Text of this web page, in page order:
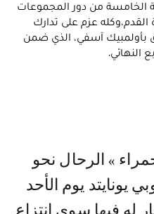
الخامسة من دور المجموعات
القدم،وكله عزم على تدارك
بأولمبيك آسفي، الذي ضمن
النهائي.
يونايتد يوم الأحد